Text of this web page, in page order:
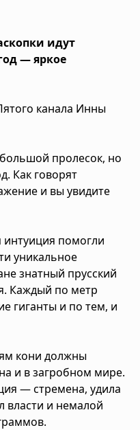
идут
— яркое
канала Инны
пролесок, но
Как говорят
и вы увидите
помогли
уникальное
знатный прусский
Каждый по метр
гиганты и по тем, и
кони должны
и в загробном мире.
— стремена, удила
власти и немалой